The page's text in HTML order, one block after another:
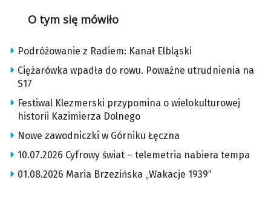
O tym się mówiło
Podróżowanie z Radiem: Kanał Elbląski
Ciężarówka wpadła do rowu. Poważne utrudnienia na
S17
Festiwal Klezmerski przypomina o wielokulturowej
historii Kazimierza Dolnego
Nowe zawodniczki w Górniku Łęczna
10.07.2026 Cyfrowy świat – telemetria nabiera tempa
01.08.2026 Maria Brzezińska „Wakacje 1939″